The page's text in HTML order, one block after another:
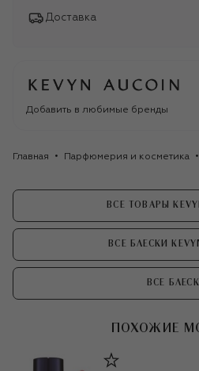
Доставка
Добавить в любимые бренды
Главная Парфюмерия и косметика
ВСЕ ТОВАРЫ
ВСЕ БЛЕСКИ
ВСЕ
ПОХОЖИЕ